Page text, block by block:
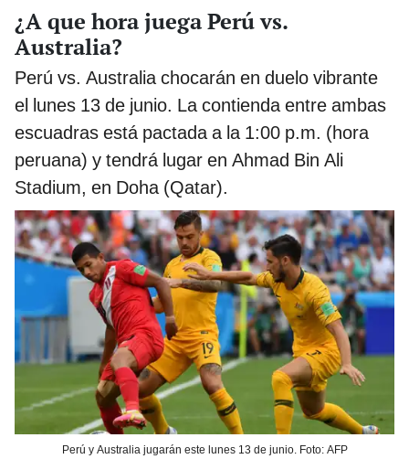
¿A que hora juega Perú vs.
Australia?
Perú vs. Australia chocarán en duelo vibrante
el lunes 13 de junio. La contienda entre ambas
escuadras está pactada a la 1:00 p.m. (hora
peruana) y tendrá lugar en Ahmad Bin Ali
Stadium, en Doha (Qatar).
Perú y Australia jugarán este lunes 13 de junio. Foto: AFP